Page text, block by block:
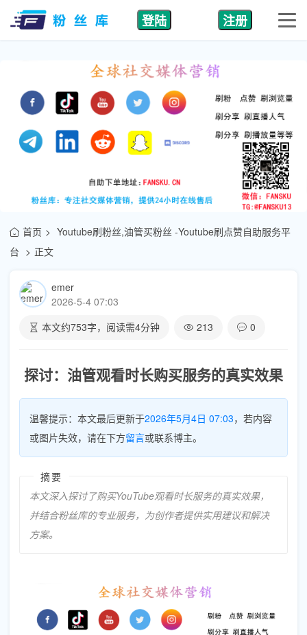
登陆 注册
首页
Youtube刷粉丝,油管买粉丝 -Youtube刷点赞自助服务平
台
正文
emer
2026-5-4 07:03
本文约753字，阅读需4分钟 213 0
探讨：油管观看时长购买服务的真实效果
温馨提示：本文最后更新于2026年5月4日 07:03，若内容
或图片失效，请在下方留言或联系博主。
摘要
本文深入探讨了购买YouTube观看时长服务的真实效果，
并结合粉丝库的专业服务，为创作者提供实用建议和解决
方案。